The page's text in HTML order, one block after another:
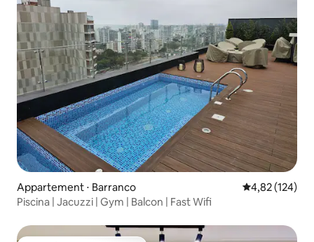
Appartement ⋅ Barranco Évaluation
4,82 (124)
Piscina | Jacuzzi | Gym | Balcon | Fast Wifi